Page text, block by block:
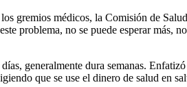
gremios médicos, la Comisión de
problema, no se puede esperar más,
generalmente dura semanas.
que se use el dinero de salud en